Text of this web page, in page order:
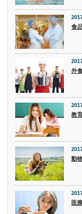
食
外
教
動
医